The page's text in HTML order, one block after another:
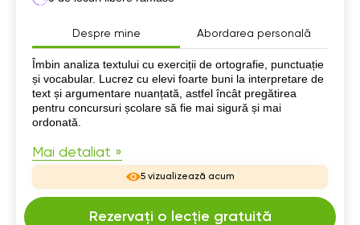
Despre mine Abordarea personală
Despre mine
Îmbin analiza textului cu exerciții de ortografie, punctuație
și vocabular. Lucrez cu elevi foarte buni la interpretare de
text și argumentare nuanțată, astfel încât pregătirea
pentru concursuri școlare să fie mai sigură și mai
ordonată.
Mai detaliat »
5 vizualizează acum
Rezervați o lecție gratuită